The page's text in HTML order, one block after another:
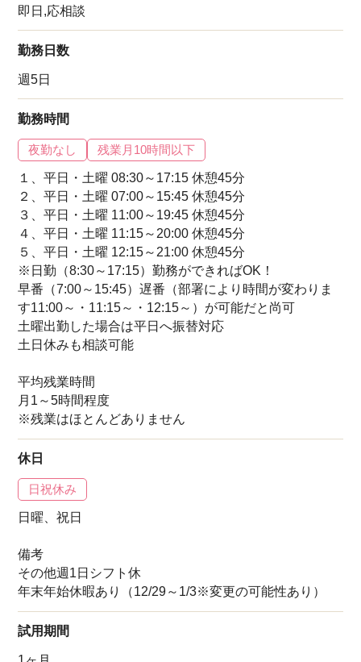
即日,応相談
勤務日数
週5日
勤務時間
夜勤なし 残業月10時間以下
１、平日・土曜 08:30～17:15 休憩45分
２、平日・土曜 07:00～15:45 休憩45分
３、平日・土曜 11:00～19:45 休憩45分
４、平日・土曜 11:15～20:00 休憩45分
５、平日・土曜 12:15～21:00 休憩45分
※日勤（8:30～17:15）勤務ができればOK！
早番（7:00～15:45）遅番（部署により時間が変わりま
す11:00～・11:15～・12:15～）が可能だと尚可
土曜出勤した場合は平日へ振替対応
土日休みも相談可能
平均残業時間
月1～5時間程度
※残業はほとんどありません
休日
日祝休み
日曜、祝日
備考
その他週1日シフト休
年末年始休暇あり（12/29～1/3※変更の可能性あり）
試用期間